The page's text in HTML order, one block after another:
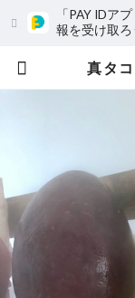
「PAY IDア
報を受け取ろ